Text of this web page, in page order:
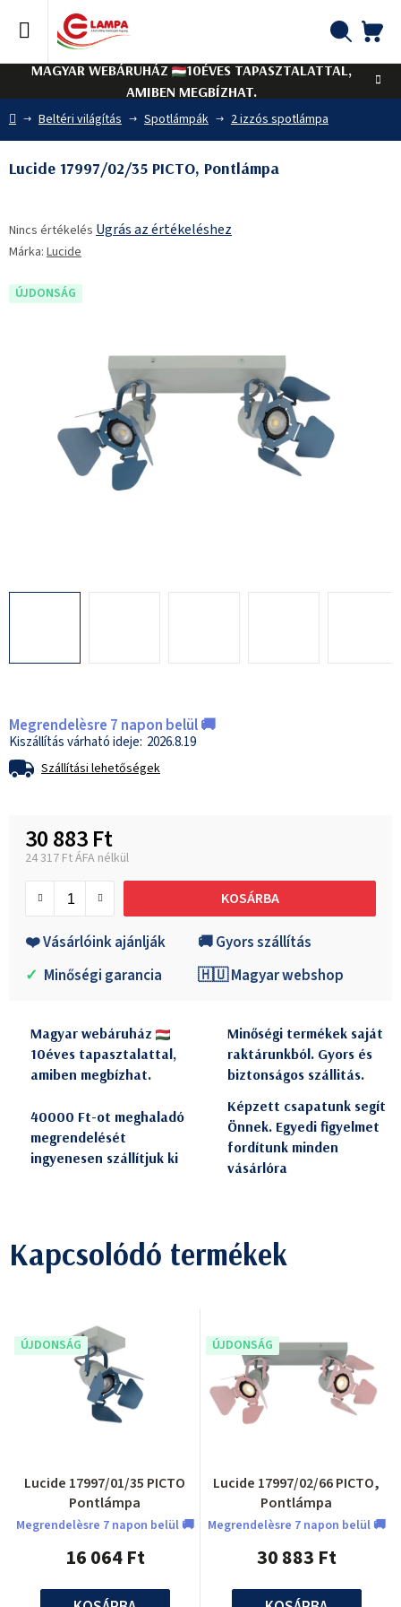
tartalomhoz
MAGYAR WEBÁRUHÁZ
10ÉVES TAPASZTALATTAL,
AMIBEN MEGBÍZHAT.
Kezdőlap
Beltéri világítás Spotlámpák 2 izzós spotlámpa
Megrendelèsre 7 napon belül 🚚
2026.8.19
Szállítási lehetőségek
30 883 Ft
24 317 Ft ÁFA nélkül
KOSÁRBA
❤️ Vásárlóink ajánlják
🚚 Gyors szállítás
✓ Minőségi garancia 🇭🇺 Magyar webshop
Lucide 17997/02/35 PICTO, Pontlámpa
termék
átlagos
5-
Nincs értékelés Ugrás az értékeléshez
Márka: Lucide
ÚJDONSÁG
Magyar webáruház
10éves tapasztalattal,
amiben megbízhat.
Minőségi termékek saját
raktárunkból. Gyors és
biztonságos szállitás.
40000 Ft-ot meghaladó
megrendelését
ingyenesen szállítjuk ki
Képzett csapatunk segít
Önnek. Egyedi figyelmet
fordítunk minden
vásárlóra
Kapcsolódó termékek
ÚJDONSÁG
Lucide 17997/01/35 PICTO
Pontlámpa
Megrendelèsre 7 napon belül 🚚
16 064 Ft
ÚJDONSÁG
Lucide 17997/02/66 PICTO,
Pontlámpa
Megrendelèsre 7 napon belül 🚚
30 883 Ft